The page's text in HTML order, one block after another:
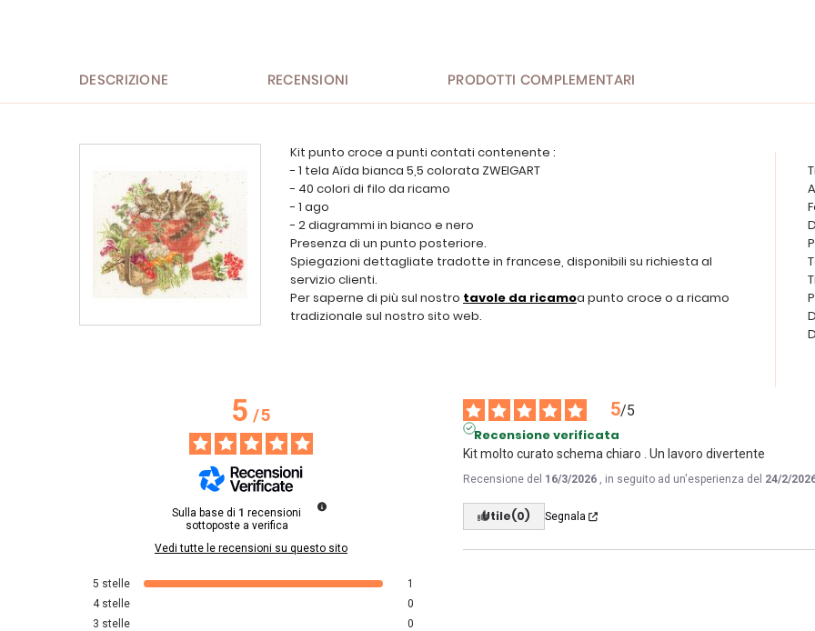
immagini
DESCRIZIONE RECENSIONI PRODOTTI COMPLEMENTARI
Kit punto croce a punti contati contenente :
- 1 tela Aïda bianca 5,5 colorata ZWEIGART
- 40 colori di filo da ricamo
- 1 ago
- 2 diagrammi in bianco e nero
Presenza di un punto posteriore.
Spiegazioni dettagliate tradotte in francese, disponibili su richiesta al
servizio clienti.
Per saperne di più sul nostro tavole da ricamoa punto croce o a ricamo
tradizionale sul nostro sito web.
5/5
Sulla base di 1 recensioni
sottoposte a verifica
Vedi tutte le recensioni su questo sito
5 stelle
1
4 stelle
0
3 stelle
0
5/5
Recensione verificata
Kit molto curato schema chiaro . Un lavoro divertente
Recensione del 16/3/2026 , in seguito ad un'esperienza del 24/2/
Utile(0) Segnala